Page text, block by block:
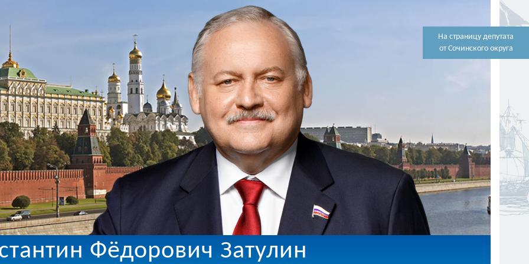
На страницу депутата
от Сочинского округа
Фёдорович Затулин